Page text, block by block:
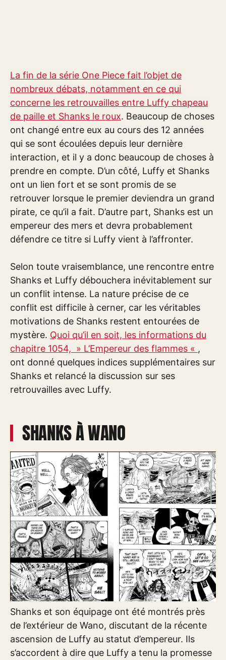
La fin de la série One Piece fait l’objet de
nombreux débats, notamment en ce qui
concerne les retrouvailles entre Luffy chapeau
de paille et Shanks le roux. Beaucoup de choses
ont changé entre eux au cours des 12 années
qui se sont écoulées depuis leur dernière
interaction, et il y a donc beaucoup de choses à
prendre en compte. D’un côté, Luffy et Shanks
ont un lien fort et se sont promis de se
retrouver lorsque le premier deviendra un grand
pirate, ce qu’il a fait. D’autre part, Shanks est un
empereur des mers et devra probablement
défendre ce titre si Luffy vient à l’affronter.
Selon toute vraisemblance, une rencontre entre
Shanks et Luffy débouchera inévitablement sur
un conflit intense. La nature précise de ce
conflit est difficile à cerner, car les véritables
motivations de Shanks restent entourées de
mystère. Quoi qu’il en soit, les informations du
chapitre 1054, » L’Empereur des flammes « ,
ont donné quelques indices supplémentaires sur
Shanks et relancé la discussion sur ses
retrouvailles avec Luffy.
SHANKS À WANO
Shanks et son équipage ont été montrés près
de l’extérieur de Wano, discutant de la récente
ascension de Luffy au statut d’empereur. Ils
s’accordent à dire que Luffy a tenu la promesse